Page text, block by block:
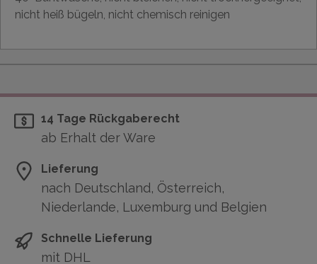
nicht heiß bügeln, nicht chemisch reinigen
14 Tage Rückgaberecht
ab Erhalt der Ware
Lieferung
nach Deutschland, Österreich,
Niederlande, Luxemburg und Belgien
Schnelle Lieferung
mit DHL